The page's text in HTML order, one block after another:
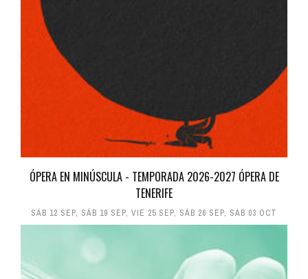
ÓPERA EN MINÚSCULA - TEMPORADA 2026-2027 ÓPERA DE
TENERIFE
SÁB 12 SEP, SÁB 19 SEP, VIE 25 SEP, SÁB 26 SEP, SÁB 03 OCT